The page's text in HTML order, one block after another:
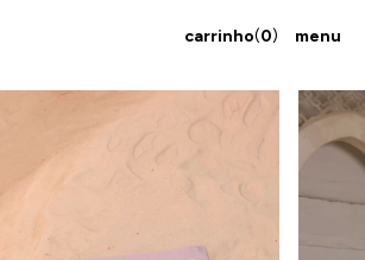
menu
carrinho(0)